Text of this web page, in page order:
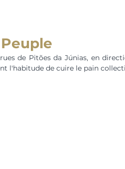
de Pitões da Júnias, en
l'habitude de cuire le pain